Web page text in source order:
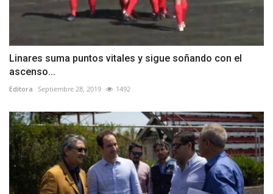
Linares suma puntos vitales y sigue soñando con el
ascenso...
Editora Septiembre 28, 2019 1492